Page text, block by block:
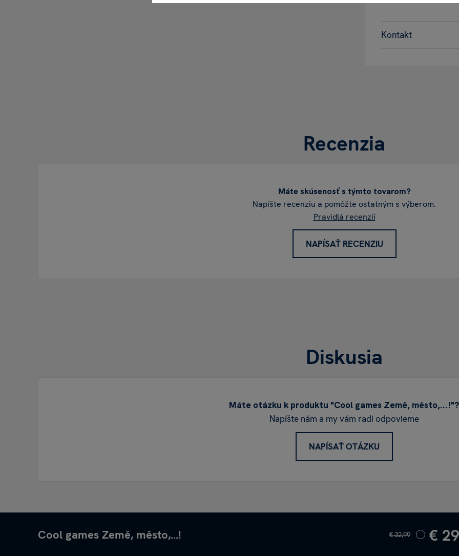
Kontakt
Recenzia
Máte skúsenosť s týmto tovarom?
Napíšte recenziu a pomôžte ostatným s výberom.
Pravidlá recenzií
NAPÍSAŤ RECENZIU
Diskusia
Máte otázku k produktu "Cool games Země, město,...!"?
Napíšte nám a my vám radi odpovieme
NAPÍSAŤ OTÁZKU
Cool games Země, město,...! € 32,99 €